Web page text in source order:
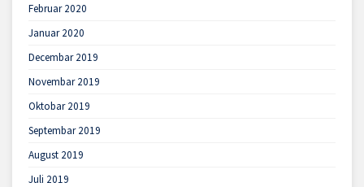
Februar 2020
Januar 2020
Decembar 2019
Novembar 2019
Oktobar 2019
Septembar 2019
August 2019
Juli 2019